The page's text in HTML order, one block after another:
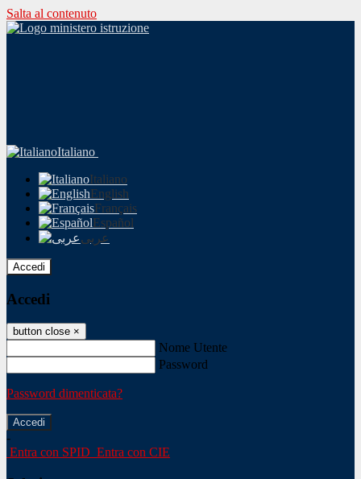
Salta al contenuto
Italiano
Italiano
English
Français
Español
عربى
Accedi
Accedi
button close ×
Nome Utente
Password
Password dimenticata?
-
Entra con SPID Entra con CIE